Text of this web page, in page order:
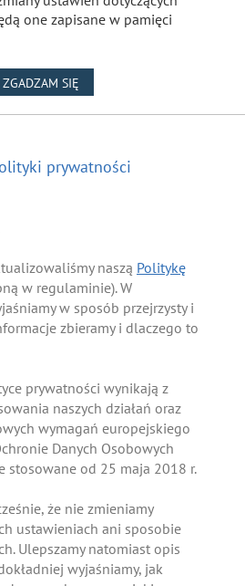
one zapisane w pamięci
ZGADZAM SIĘ
prywatności
naszą Politykę
w regulaminie). W
w sposób przejrzysty i
zbieramy i dlaczego to
prywatności wynikają z
naszych działań oraz
wymagań europejskiego
Danych Osobowych
stosowane od 25 maja 2018 r.
że nie zmieniamy
ustawieniach ani sposobie
Ulepszamy natomiast opis
wyjaśniamy, jak